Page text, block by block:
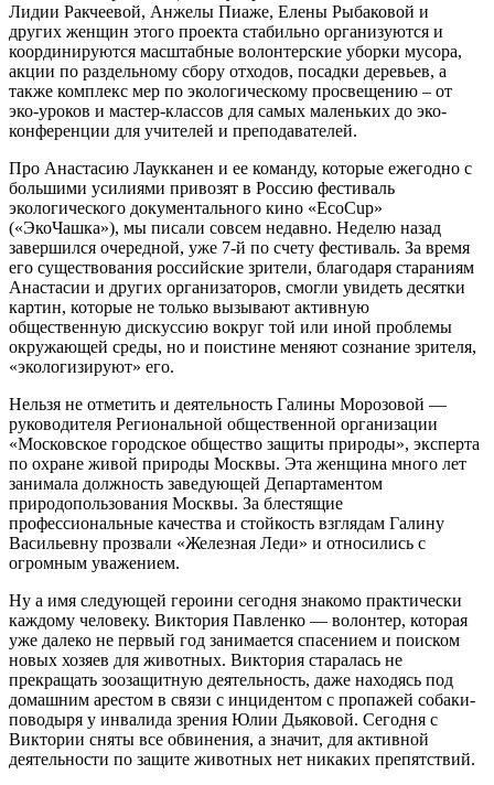
Лидии Ракчеевой, Анжелы Пиаже, Елены Рыбаковой и
других женщин этого проекта стабильно организуются и
координируются масштабные волонтерские уборки мусора,
акции по раздельному сбору отходов, посадки деревьев, а
также комплекс мер по экологическому просвещению – от
эко-уроков и мастер-классов для самых маленьких до эко-
конференции для учителей и преподавателей.
Про Анастасию Лаукканен и ее команду, которые ежегодно с
большими усилиями привозят в Россию фестиваль
экологического документального кино «EcoCup»
(«ЭкоЧашка»), мы писали совсем недавно. Неделю назад
завершился очередной, уже 7-й по счету фестиваль. За время
его существования российские зрители, благодаря стараниям
Анастасии и других организаторов, смогли увидеть десятки
картин, которые не только вызывают активную
общественную дискуссию вокруг той или иной проблемы
окружающей среды, но и поистине меняют сознание зрителя,
«экологизируют» его.
Нельзя не отметить и деятельность Галины Морозовой —
руководителя Региональной общественной организации
«Московское городское общество защиты природы», эксперта
по охране живой природы Москвы. Эта женщина много лет
занимала должность заведующей Департаментом
природопользования Москвы. За блестящие
профессиональные качества и стойкость взглядам Галину
Васильевну прозвали «Железная Леди» и относились с
огромным уважением.
Ну а имя следующей героини сегодня знакомо практически
каждому человеку. Виктория Павленко — волонтер, которая
уже далеко не первый год занимается спасением и поиском
новых хозяев для животных. Виктория старалась не
прекращать зоозащитную деятельность, даже находясь под
домашним арестом в связи с инцидентом с пропажей собаки-
поводыря у инвалида зрения Юлии Дьяковой. Сегодня с
Виктории сняты все обвинения, а значит, для активной
деятельности по защите животных нет никаких препятствий.